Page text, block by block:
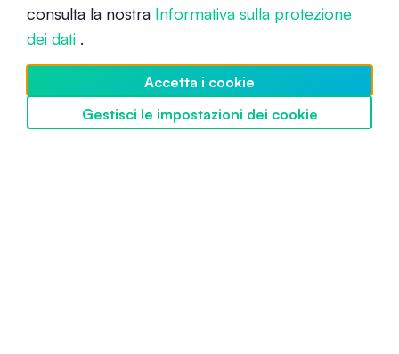
Principiante 16 dicembre 2021
consulta la nostra Informativa sulla protezione
dei dati .
Accetta i cookie
Gestisci le impostazioni dei cookie
Scopri SwissBorg